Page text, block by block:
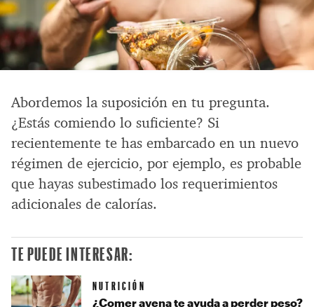
Abordemos la suposición en tu pregunta.
¿Estás comiendo lo suficiente? Si
recientemente te has embarcado en un nuevo
régimen de ejercicio, por ejemplo, es probable
que hayas subestimado los requerimientos
adicionales de calorías.
TE PUEDE INTERESAR:
NUTRICIÓN
¿Comer avena te ayuda a perder peso?